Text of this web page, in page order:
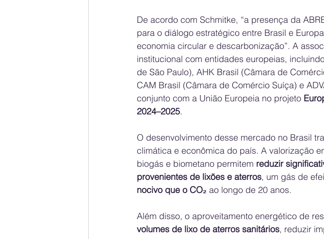
De acordo com Schmitke, “a presença da
para o diálogo estratégico entre Brasil e
economia circular e descarbonização”. A
institucional com entidades europeias,
de São Paulo), AHK Brasil (Câmara de
CAM Brasil (Câmara de Comércio Suíça) e
conjunto com a União Europeia no projeto
2024–2025.
O desenvolvimento desse mercado no Brasil
climática e econômica do país. A valorização
biogás e biometano permitem reduzir
provenientes de lixões e aterros, um gás de
nocivo que o CO₂ ao longo de 20 anos.
Além disso, o aproveitamento energético de
volumes de lixo de aterros sanitários, reduzir